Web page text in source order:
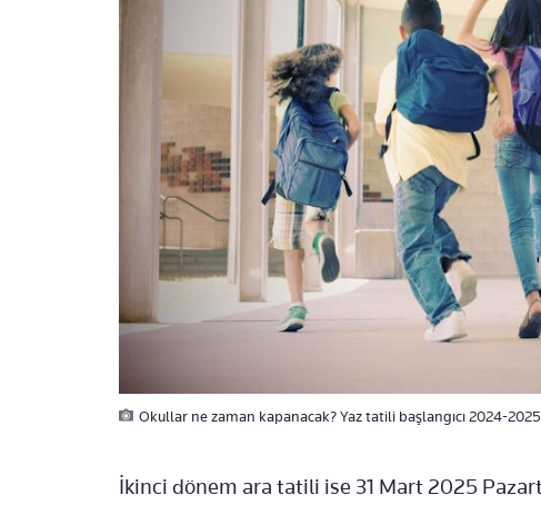
Okullar ne zaman kapanacak? Yaz tatili başlangıcı 2024-
İkinci dönem ara tatili ise 31 Mart 2025